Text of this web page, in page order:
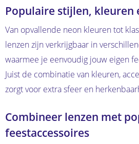
Populaire stijlen, kleuren
Van opvallende neon kleuren tot
lenzen zijn verkrijgbaar in
waarmee je eenvoudig jouw eigen
Juist de combinatie van kleuren,
zorgt voor extra sfeer en
Combineer lenzen met
feestaccessoires